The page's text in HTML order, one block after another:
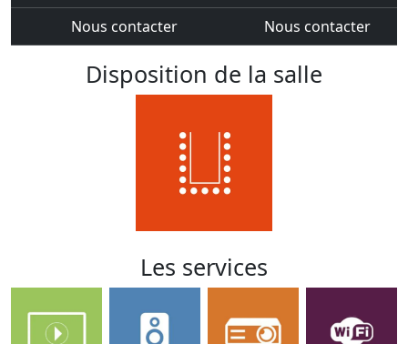
Nous contacter
Nous contacter
Disposition de la salle
Les services